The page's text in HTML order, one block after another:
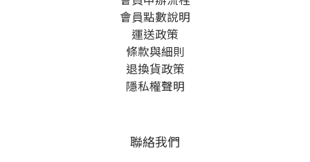
會員點數說明
運送政策
條款與細則
退換貨政策
隱私權聲明
聯絡我們